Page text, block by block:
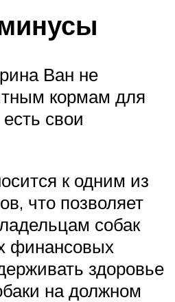
Ван не
кормам для
свои
к одним из
что позволяет
собак
финансовых
здоровье
на должном